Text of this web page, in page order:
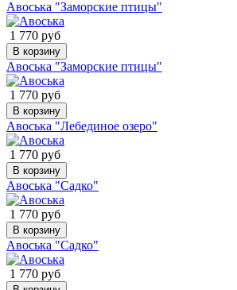
Авоська "Заморские птицы"
1 770 руб
В корзину
Авоська "Заморские птицы"
1 770 руб
В корзину
Авоська "Лебединое озеро"
1 770 руб
В корзину
Авоська "Садко"
1 770 руб
В корзину
Авоська "Садко"
1 770 руб